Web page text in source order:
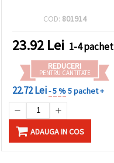
COD: 801914
23.92 Lei 1-4 pachet
REDUCERI
PENTRU CANTITATE
22.72 Lei- 5 %5 pachet +
ADAUGA IN COS